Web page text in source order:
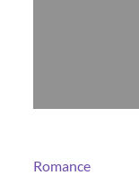
Romance